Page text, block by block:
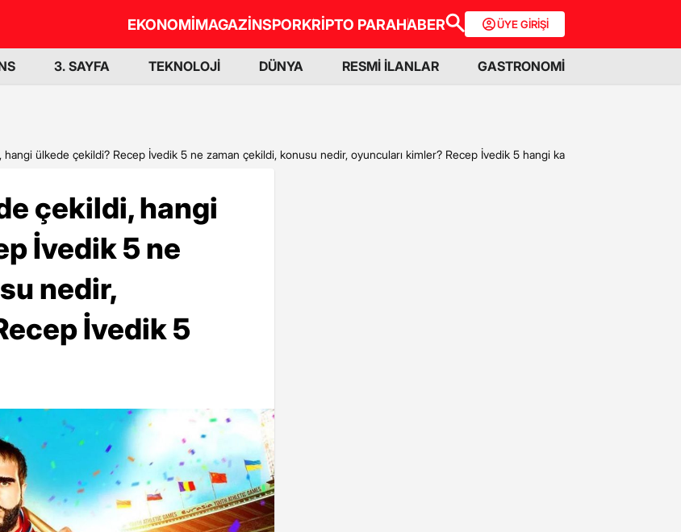
EKONOMİMAGAZİNSPORKRİPTO PARAHABER ÜYE GİRİŞİ
3. SAYFA TEKNOLOJİ DÜNYA RESMİ İLANLAR GASTRONOMİ
ülkede çekildi? Recep İvedik 5 ne zaman çekildi, konusu nedir, oyuncuları kimler? Recep İvedik 5 hangi kanalda?
çekildi, hangi
İvedik 5 ne
nedir,
İvedik 5